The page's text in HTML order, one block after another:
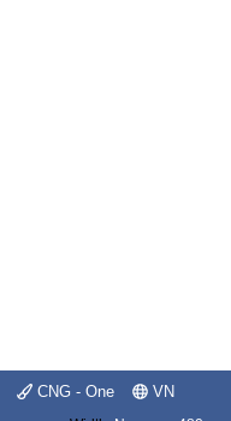
CNG - One VN